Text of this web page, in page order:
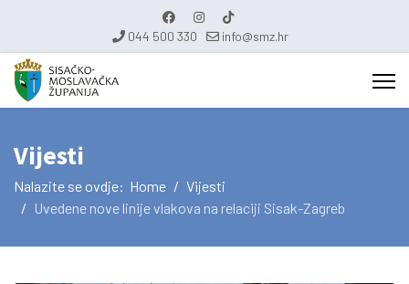
044 500 330 info@smz.hr
Vijesti
Nalazite se ovdje: Home
Vijesti
Uvedene nove linije vlakova na relaciji Sisak-Zagreb